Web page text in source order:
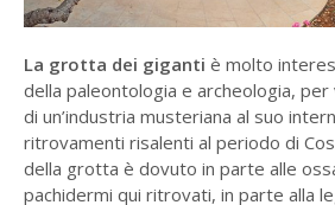
La grotta dei giganti è molto
della paleontologia e archeologia,
di un’industria musteriana al suo
ritrovamenti risalenti al periodo di
della grotta è dovuto in parte alle
pachidermi qui ritrovati, in parte alla